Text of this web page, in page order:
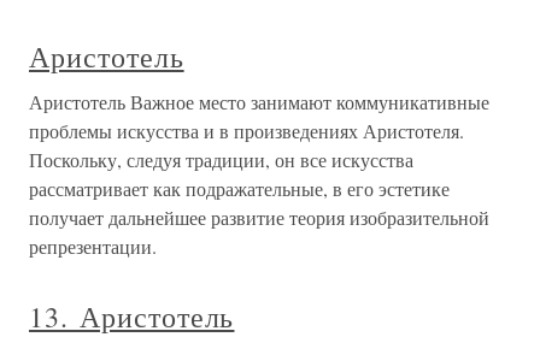
Аристотель
Аристотель Важное место занимают коммуникативные
проблемы искусства и в произведениях Аристотеля.
Поскольку, следуя традиции, он все искусства
рассматривает как подражательные, в его эстетике
получает дальнейшее развитие теория изобразительной
репрезентации.
13. Аристотель